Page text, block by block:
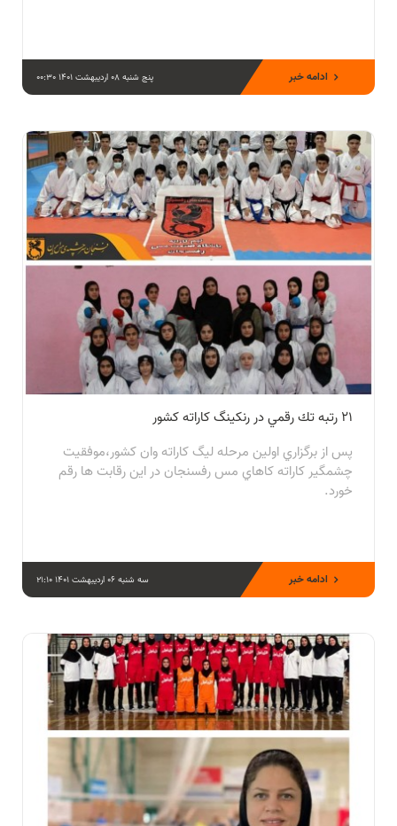
پنج شنبه 08 اردیبهشت 1401 00:30 ادامه خبر
٢١ رتبه تك رقمي در رنكينگ كاراته كشور
پس از برگزاري اولين مرحله ليگ كاراته وان كشور،موفقيت
چشمگير كاراته كاهاي مس رفسنجان در اين رقابت ها رقم
خورد.
سه شنبه 06 اردیبهشت 1401 21:10 ادامه خبر